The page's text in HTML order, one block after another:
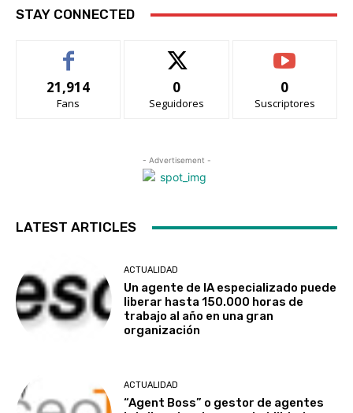
STAY CONNECTED
21,914
Fans
0
Seguidores
0
Suscriptores
- Advertisement -
LATEST ARTICLES
ACTUALIDAD
Un agente de IA especializado puede
liberar hasta 150.000 horas de
trabajo al año en una gran
organización
ACTUALIDAD
“Agent Boss” o gestor de agentes